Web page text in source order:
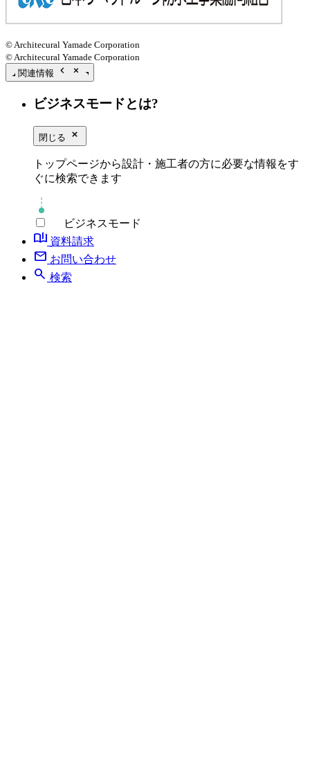
© Architecural Yamade Corporation
© Architecural Yamade Corporation
関連情報
chevron_left close_small
ビジネスモードとは?
閉じる close_small
トップページから設計・施工者の方に必要な情報をす
ぐに検索できます
ビジネスモード
book_ribbon 資料請求
mail お問い合わせ
search 検索